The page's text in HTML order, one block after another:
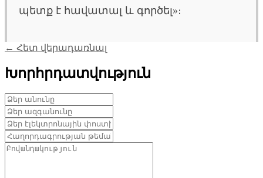
պետք է հավատալ և գործել»։
← Հետ վերադառնալ
Խորհրդատվություն